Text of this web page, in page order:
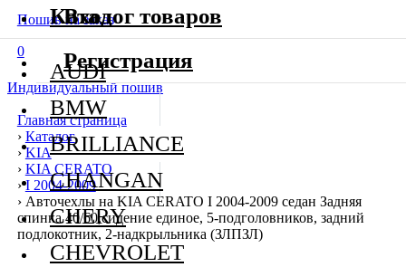
Пошив на заказ
0
Индивидуальный пошив
Главная страница
› Каталог
› KIA
› KIA CERATO
› I 2004-2009
› Авточехлы на KIA CERATO I 2004-2009 седан Задняя
спинка 40/60,сидение единое, 5-подголовников, задний
подлокотник, 2-надкрыльника (ЗЛПЗЛ)
Каталог товаров
AUDI
BMW
BRILLIANCE
CHANGAN
CHERY
CHEVROLET
Вход
Регистрация